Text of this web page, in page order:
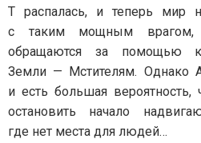
Т распалась, и теперь мир
с таким мощным
обращаются за помощью
Земли — Мстителям. Однако
и есть большая
остановить начало
где нет места для людей…